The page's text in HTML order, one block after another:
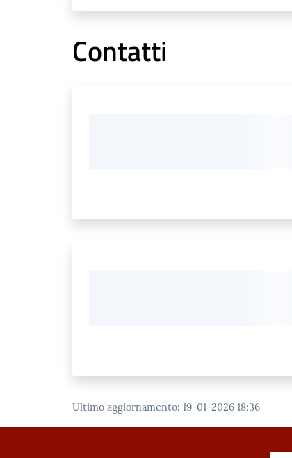
Contatti
Ultimo aggiornamento: 19-01-2026 18:36